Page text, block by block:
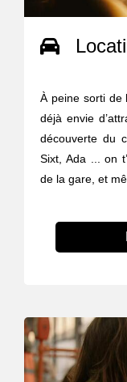
À peine sorti de
déjà envie
découverte du
Sixt, Ada ... on
de la gare, et